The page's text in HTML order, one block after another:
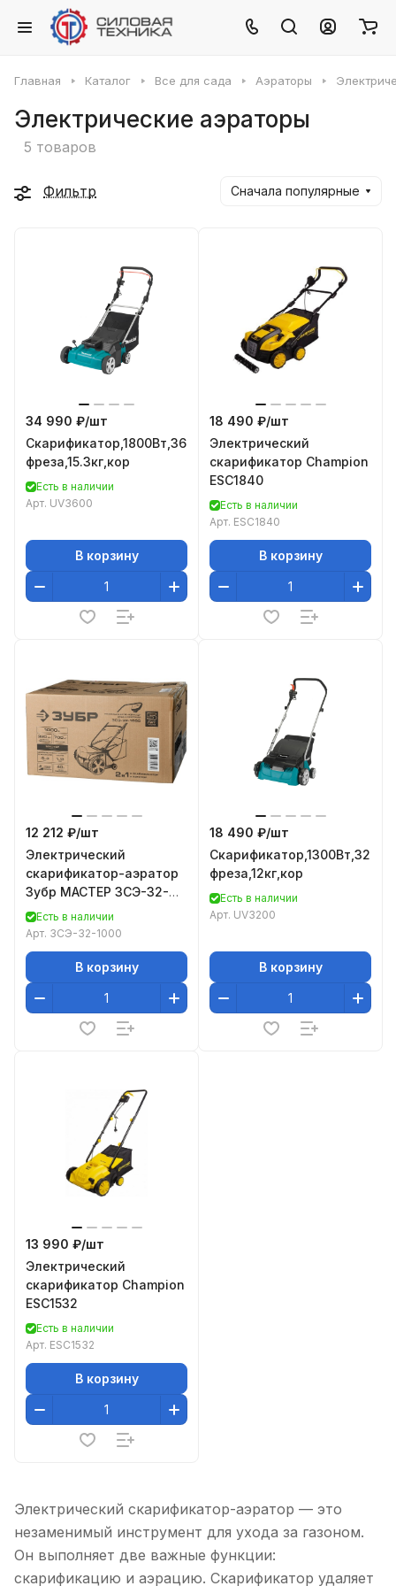
Главная Каталог Все для сада Аэраторы
Электрические аэраторы
5 товаров
Фильтр Сначала популярные
34 990 ₽/шт
Скарификатор,1800Вт,36см,3700об\мин,4уров(-
фреза,15.3кг,кор
Есть в наличии
Арт. UV3600
В корзину
18 490 ₽/шт
Электрический
скарификатор Champion
ESC1840
Есть в наличии
Арт. ESC1840
В корзину
12 212 ₽/шт
Электрический
скарификатор-аэратор
Зубр МАСТЕР ЗСЭ-32-
1000Есть в наличии
Арт. ЗСЭ-32-1000
В корзину
18 490 ₽/шт
фреза,12кг,кор
Есть в наличии
Арт. UV3200
В корзину
13 990 ₽/шт
Электрический
скарификатор Champion
ESC1532
Есть в наличии
Арт. ESC1532
В корзину
Электрический скарификатор-аэратор — это
незаменимый инструмент для ухода за газоном.
Он выполняет две важные функции:
скарификацию и аэрацию. Скарификатор удаляет